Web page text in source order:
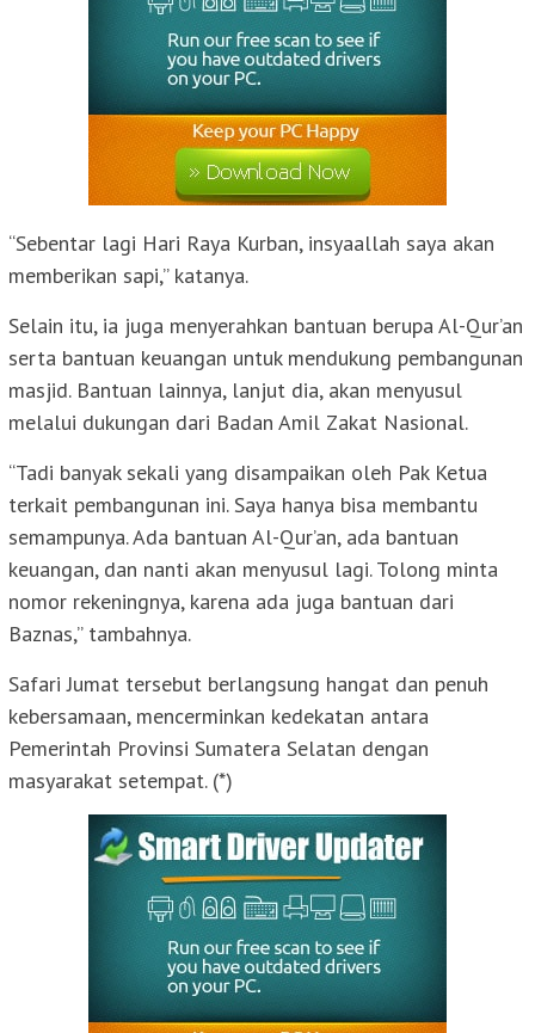
“Sebentar lagi Hari Raya Kurban, insyaallah saya akan
memberikan sapi,” katanya.
Selain itu, ia juga menyerahkan bantuan berupa Al-Qur’an
serta bantuan keuangan untuk mendukung pembangunan
masjid. Bantuan lainnya, lanjut dia, akan menyusul
melalui dukungan dari Badan Amil Zakat Nasional.
“Tadi banyak sekali yang disampaikan oleh Pak Ketua
terkait pembangunan ini. Saya hanya bisa membantu
semampunya. Ada bantuan Al-Qur’an, ada bantuan
keuangan, dan nanti akan menyusul lagi. Tolong minta
nomor rekeningnya, karena ada juga bantuan dari
Baznas,” tambahnya.
Safari Jumat tersebut berlangsung hangat dan penuh
kebersamaan, mencerminkan kedekatan antara
Pemerintah Provinsi Sumatera Selatan dengan
masyarakat setempat. (*)